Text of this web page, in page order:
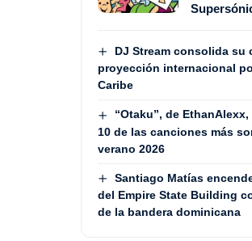
DJ Stream consolida su
proyección internacional
Caribe
“Otaku”, de
10 de las canciones más
verano 2026
Santiago Matías
del Empire State Building
de la bandera dominicana